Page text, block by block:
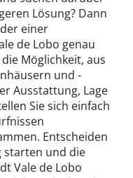
Lösung? Dann
einer
de Lobo genau
Möglichkeit, aus
und -
Ausstattung, Lage
Sie sich einfach
Entscheiden
starten und die
Vale de Lobo